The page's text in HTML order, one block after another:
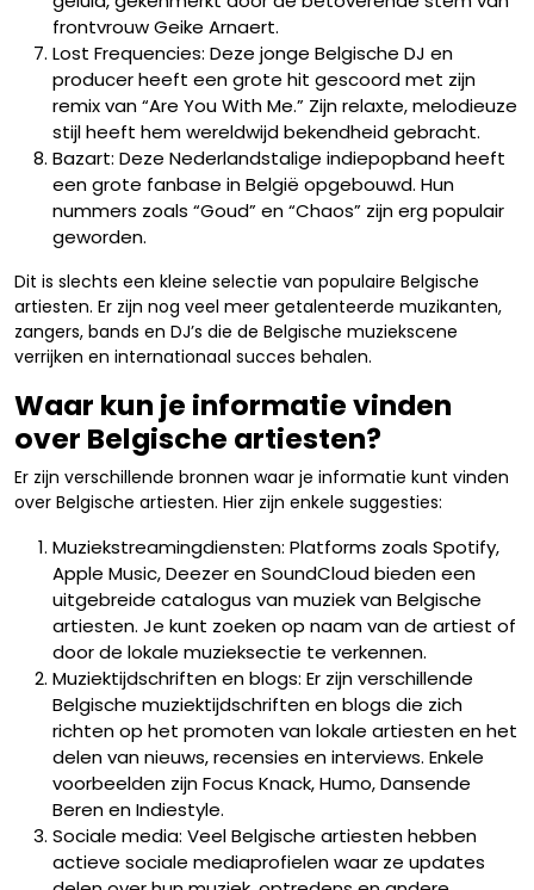
frontvrouw Geike Arnaert.
Lost Frequencies: Deze jonge Belgische DJ en
producer heeft een grote hit gescoord met zijn
remix van “Are You With Me.” Zijn relaxte, melodieuze
stijl heeft hem wereldwijd bekendheid gebracht.
Bazart: Deze Nederlandstalige indiepopband heeft
een grote fanbase in België opgebouwd. Hun
nummers zoals “Goud” en “Chaos” zijn erg populair
geworden.
Dit is slechts een kleine selectie van populaire Belgische
artiesten. Er zijn nog veel meer getalenteerde muzikanten,
zangers, bands en DJ’s die de Belgische muziekscene
verrijken en internationaal succes behalen.
Waar kun je informatie vinden
over Belgische artiesten?
Er zijn verschillende bronnen waar je informatie kunt vinden
over Belgische artiesten. Hier zijn enkele suggesties:
Muziekstreamingdiensten: Platforms zoals Spotify,
Apple Music, Deezer en SoundCloud bieden een
uitgebreide catalogus van muziek van Belgische
artiesten. Je kunt zoeken op naam van de artiest of
door de lokale muzieksectie te verkennen.
Muziektijdschriften en blogs: Er zijn verschillende
Belgische muziektijdschriften en blogs die zich
richten op het promoten van lokale artiesten en het
delen van nieuws, recensies en interviews. Enkele
voorbeelden zijn Focus Knack, Humo, Dansende
Beren en Indiestyle.
Sociale media: Veel Belgische artiesten hebben
actieve sociale mediaprofielen waar ze updates